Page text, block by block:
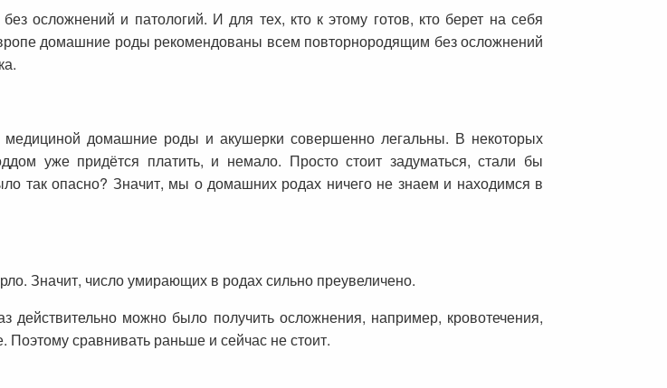
осложнений и патологий. И для тех, кто к этому готов, кто берет на себя
домашние роды рекомендованы всем повторнородящим без осложнений
домашние роды и акушерки совершенно легальны. В некоторых
уже придётся платить, и немало. Просто стоит задуматься, стали бы
так опасно? Значит, мы о домашних родах ничего не знаем и находимся в
Значит, число умирающих в родах сильно преувеличено.
можно было получить осложнения, например, кровотечения,
сравнивать раньше и сейчас не стоит.